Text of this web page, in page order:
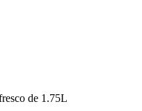
de 1.75L